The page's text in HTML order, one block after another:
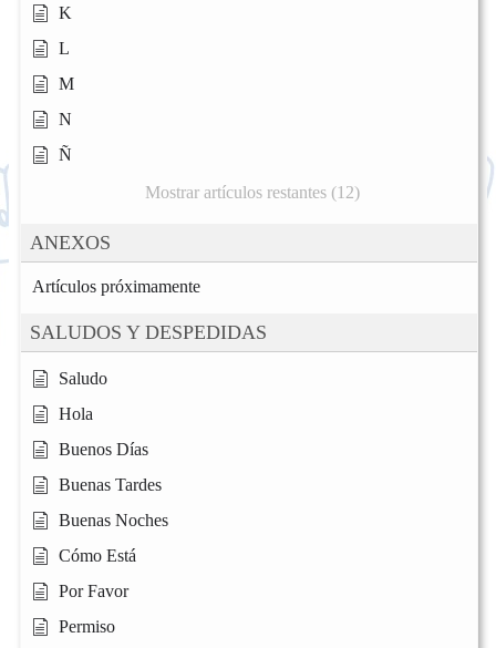
K
L
M
N
Ñ
Mostrar artículos restantes (12)
ANEXOS
Artículos próximamente
SALUDOS Y DESPEDIDAS
Saludo
Hola
Buenos Días
Buenas Tardes
Buenas Noches
Cómo Está
Por Favor
Permiso